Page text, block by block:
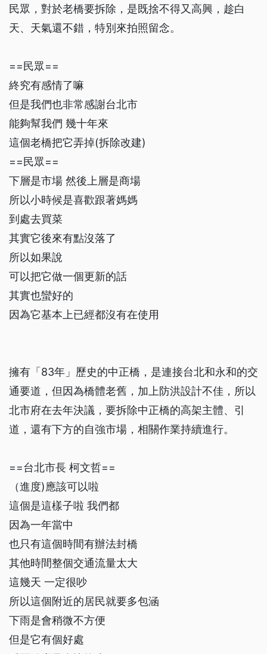
民眾，對於老橋要拆除，是既捨不得又高興，趁白
天、天氣還不錯，特別來拍照留念。
==民眾==
終究有感情了嘛
但是我們也非常感謝台北市
能夠幫我們 幾十年來
這個老橋把它弄掉(拆除改建)
==民眾==
下層是市場 然後上層是商場
所以小時候是喜歡跟著媽媽
到處去買菜
其實它後來有點沒落了
所以如果說
可以把它做一個更新的話
其實也蠻好的
因為它基本上已經都沒有在使用
擁有「83年」歷史的中正橋，是連接台北和永和的交
通要道，但因為橋體老舊，加上防洪設計不佳，所以
北市府在去年決議，要拆除中正橋的高架主體、引
道，還有下方的自強市場，相關作業持續進行。
==台北市長 柯文哲==
（進度)應該可以啦
這個是這樣子啦 我們都
因為一年當中
也只有這個時間有辦法封橋
其他時間整個交通流量太大
這幾天 一定很吵
所以這個附近的居民就要多包涵
下雨是會稍微不方便
但是它有個好處